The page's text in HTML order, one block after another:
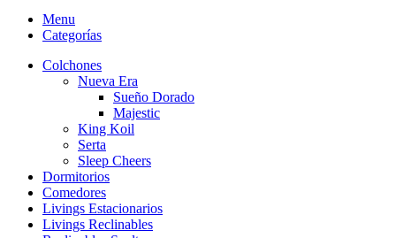
Menu
Categorías
Colchones
Nueva Era
Sueño Dorado
Majestic
King Koil
Serta
Sleep Cheers
Dormitorios
Comedores
Livings Estacionarios
Livings Reclinables